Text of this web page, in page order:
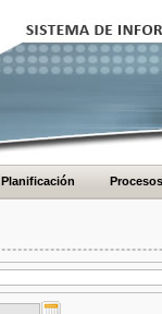
Planificación Procesos